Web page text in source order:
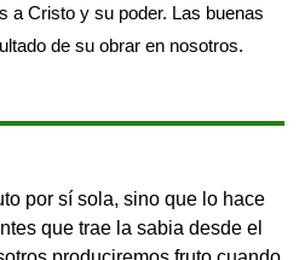
a Cristo y su poder. Las buenas
de su obrar en nosotros.
por sí sola, sino que lo hace
que trae la sabia desde el